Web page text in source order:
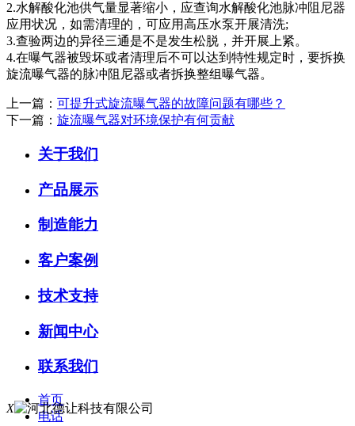
2.水解酸化池供气量显著缩小，应查询水解酸化池脉冲阻尼器
应用状况，如需清理的，可应用高压水泵开展清洗;
3.查验两边的异径三通是不是发生松脱，并开展上紧。
4.在曝气器被毁坏或者清理后不可以达到特性规定时，要拆换
旋流曝气器的脉冲阻尼器或者拆换整组曝气器。
上一篇： 可提升式旋流曝气器的故障问题有哪些？
下一篇： 旋流曝气器对环境保护有何贡献
关于我们
产品展示
制造能力
客户案例
技术支持
新闻中心
联系我们
首页
电话
X